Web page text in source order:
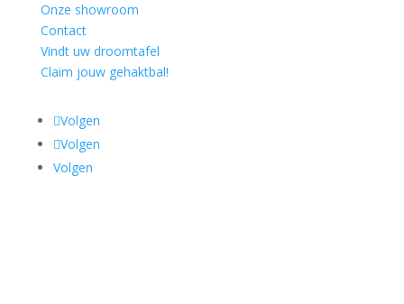
Onze showroom
Contact
Vindt uw droomtafel
Claim jouw gehaktbal!
Volgen
Volgen
Volgen